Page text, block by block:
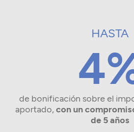
HASTA
de bonificación sobre el
aportado, con un
de 5 años